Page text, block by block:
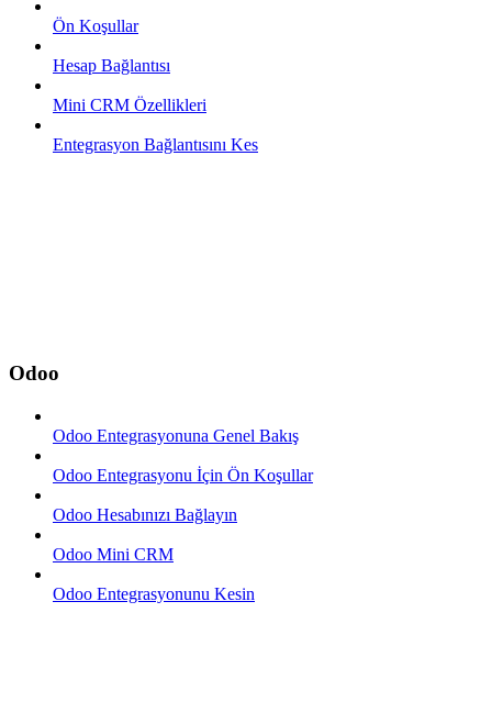
Ön Koşullar
Hesap Bağlantısı
Mini CRM Özellikleri
Entegrasyon Bağlantısını Kes
Odoo
Odoo Entegrasyonuna Genel Bakış
Odoo Entegrasyonu İçin Ön Koşullar
Odoo Hesabınızı Bağlayın
Odoo Mini CRM
Odoo Entegrasyonunu Kesin